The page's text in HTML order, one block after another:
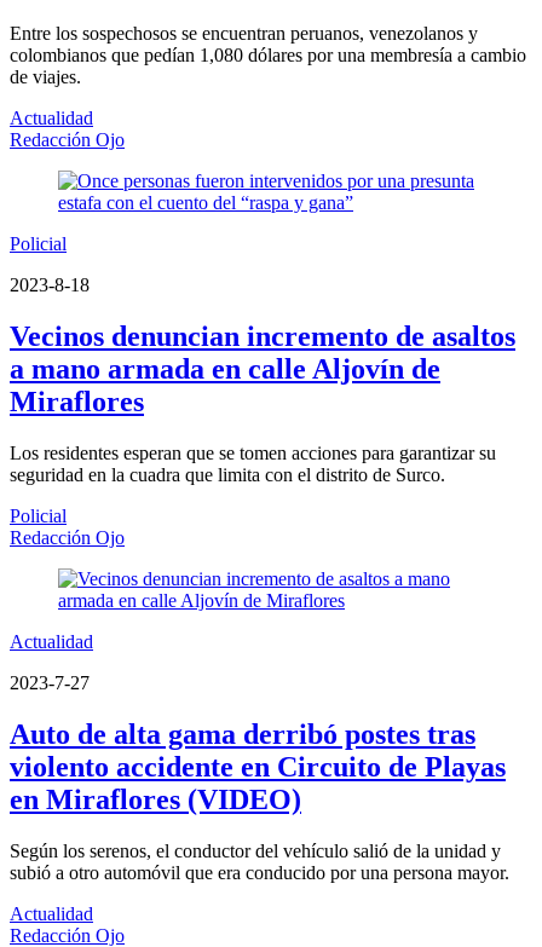
Entre los sospechosos se encuentran peruanos, venezolanos y
colombianos que pedían 1,080 dólares por una membresía a cambio
de viajes.
Actualidad
Redacción Ojo
Policial
2023-8-18
Vecinos denuncian incremento de asaltos
a mano armada en calle Aljovín de
Miraflores
Los residentes esperan que se tomen acciones para garantizar su
seguridad en la cuadra que limita con el distrito de Surco.
Policial
Redacción Ojo
Actualidad
2023-7-27
Auto de alta gama derribó postes tras
violento accidente en Circuito de Playas
en Miraflores (VIDEO)
Según los serenos, el conductor del vehículo salió de la unidad y
subió a otro automóvil que era conducido por una persona mayor.
Actualidad
Redacción Ojo